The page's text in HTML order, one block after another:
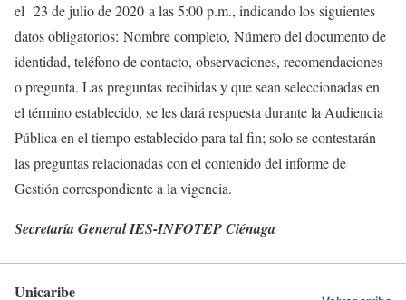
el 23 de julio de 2020 a las 5:00 p.m., indicando los siguientes
datos obligatorios: Nombre completo, Número del documento de
identidad, teléfono de contacto, observaciones, recomendaciones
o pregunta. Las preguntas recibidas y que sean seleccionadas en
el término establecido, se les dará respuesta durante la Audiencia
Pública en el tiempo establecido para tal fin; solo se contestarán
las preguntas relacionadas con el contenido del informe de
Gestión correspondiente a la vigencia.
Secretaría General IES-INFOTEP Ciénaga
Unicaribe